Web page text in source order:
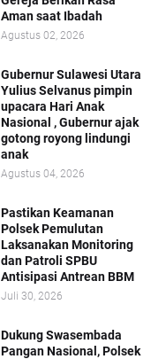
Aman saat Ibadah
Agustus 02, 2026
Gubernur Sulawesi Utara
Yulius Selvanus pimpin
upacara Hari Anak
Nasional , Gubernur ajak
gotong royong lindungi
anak
Agustus 04, 2026
Pastikan Keamanan
Polsek Pemulutan
Laksanakan Monitoring
dan Patroli SPBU
Antisipasi Antrean BBM
Juli 30, 2026
Dukung Swasembada
Pangan Nasional, Polsek